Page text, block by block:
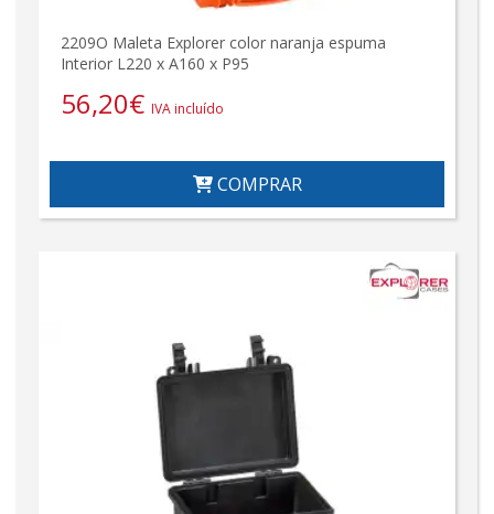
2209O Maleta Explorer color naranja espuma
Interior L220 x A160 x P95
56,20€ IVA incluído
COMPRAR